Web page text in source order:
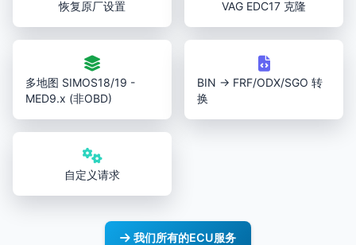
恢复原厂设置 VAG EDC17 克隆
多地图 SIMOS18/19 -
MED9.x (非OBD)
BIN → FRF/ODX/SGO 转
换
自定义请求
我们所有的ECU服务